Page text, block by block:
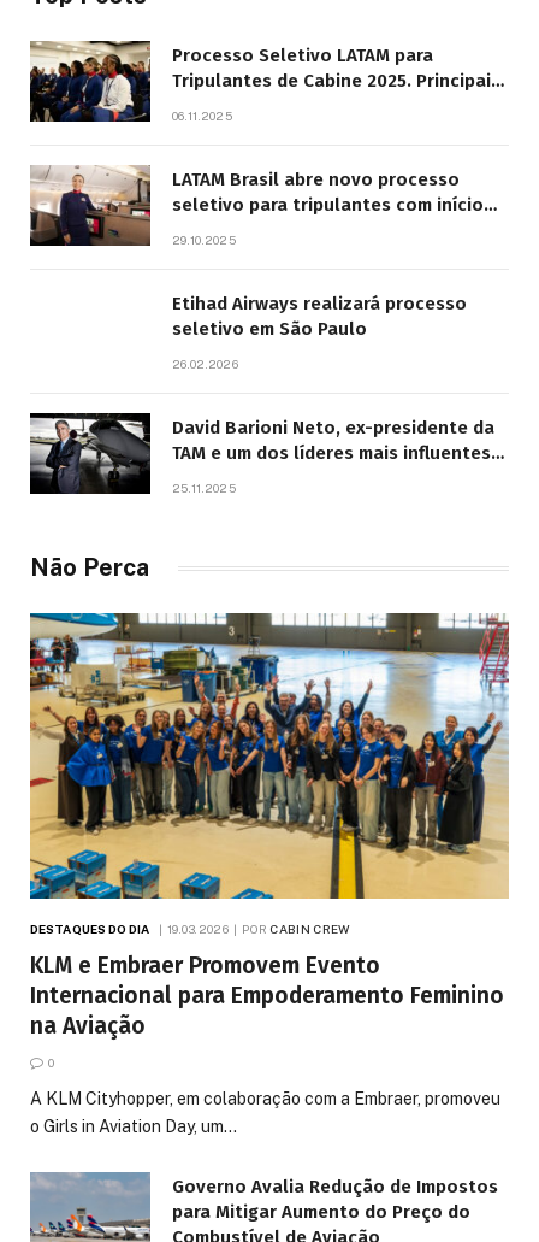
Processo Seletivo LATAM para
Tripulantes de Cabine 2025. Principais
06.11.2025
LATAM Brasil abre novo processo
seletivo para tripulantes com início
29.10.2025
Etihad Airways realizará processo
seletivo em São Paulo
26.02.2026
David Barioni Neto, ex-presidente da
TAM e um dos líderes mais influentes
25.11.2025
Não Perca
DESTAQUES DO DIA 19.03.2026 POR CABIN CREW
KLM e Embraer Promovem Evento
Internacional para Empoderamento Feminino
na Aviação
0
A KLM Cityhopper, em colaboração com a Embraer, promoveu
o Girls in Aviation Day, um…
Governo Avalia Redução de Impostos
para Mitigar Aumento do Preço do
Combustível de Aviação